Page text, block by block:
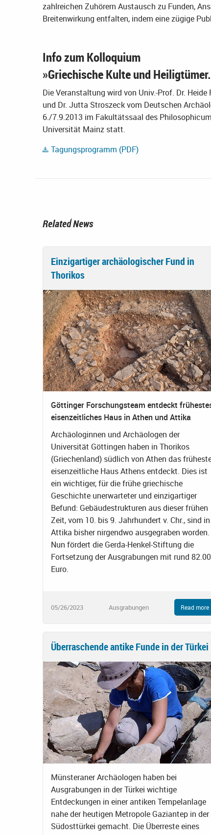
zahlreichen Zuhörern Austausch zu Funden,
Breitenwirkung entfalten, indem eine zügige
Info zum Kolloquium
»Griechische Kulte und
Die Veranstaltung wird von Univ.-Prof. Dr.
und Dr. Jutta Stroszeck vom Deutschen
6./7.9.2013 im Fakultätssaal des
Universität Mainz statt.
Tagungsprogramm (PDF)
Related News
Einzigartiger archäologischer Fund in
Thorikos
Göttinger Forschungsteam entdeckt
eisenzeitliches Haus in Athen und Attika
Archäologinnen und Archäologen der
Universität Göttingen haben in Thorikos
(Griechenland) südlich von Athen das
eisenzeitliche Haus Athens entdeckt. Dies ist
ein wichtiger, für die frühe griechische
Geschichte unerwarteter und einzigartiger
Befund: Gebäudestrukturen aus dieser frühen
Zeit, vom 10. bis 9. Jahrhundert v. Chr., sind in
Attika bisher nirgendwo ausgegraben worden.
Nun fördert die Gerda-Henkel-Stiftung die
Fortsetzung der Ausgrabungen mit rund
Euro.
05/26/2023 Ausgrabungen Read more
Überraschende antike Funde in der Türkei
Münsteraner Archäologen haben bei
Ausgrabungen in der Türkei wichtige
Entdeckungen in einer antiken Tempelanlage
nahe der heutigen Metropole Gaziantep in der
Südosttürkei gemacht. Die Überreste eines